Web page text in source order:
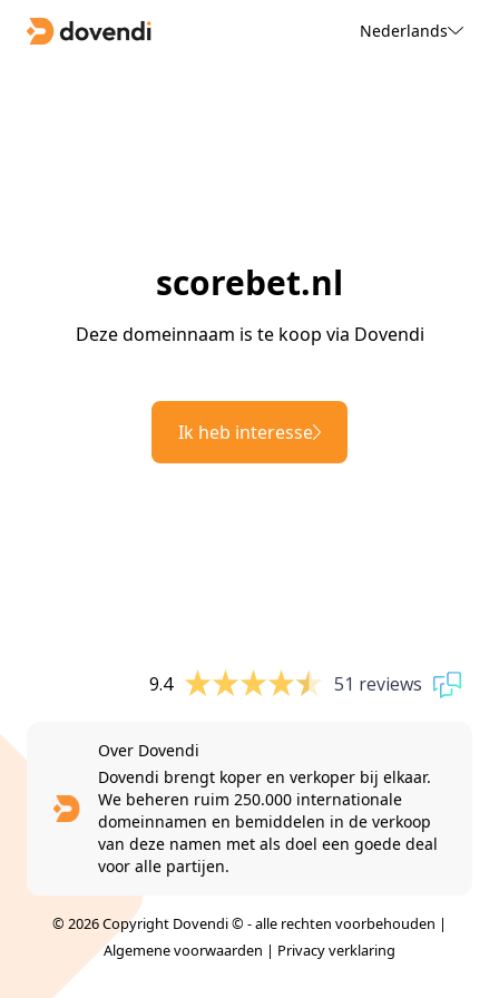
Nederlands
scorebet.nl
Deze domeinnaam is te koop via Dovendi
Ik heb interesse
9.4 51 reviews
Over Dovendi
Dovendi brengt koper en verkoper bij elkaar.
We beheren ruim 250.000 internationale
domeinnamen en bemiddelen in de verkoop
van deze namen met als doel een goede deal
voor alle partijen.
© 2026 Copyright Dovendi © - alle rechten voorbehouden |
Algemene voorwaarden | Privacy verklaring